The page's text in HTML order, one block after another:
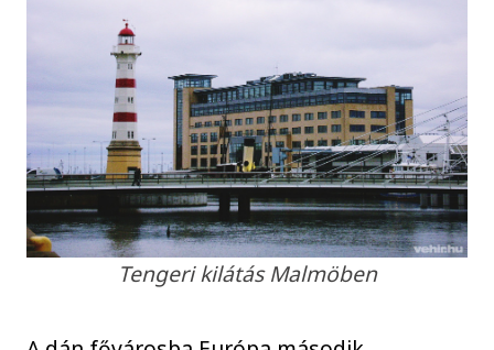
Tengeri kilátás Malmöben